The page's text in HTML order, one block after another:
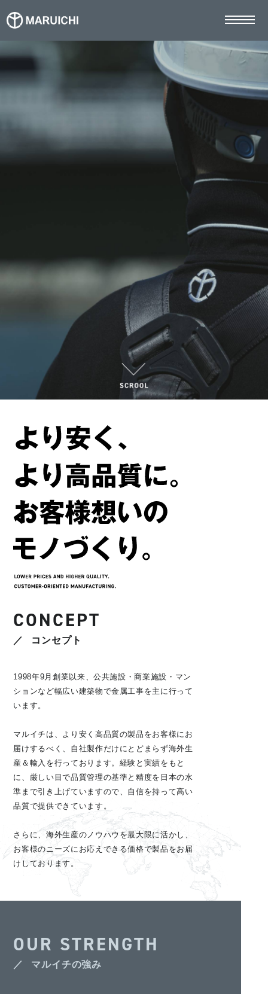
施工事例
ご相談・お問合せ
0835-36-4101
CONCEPT
コンセプト
1998年9月創業以来、公共施設・商業施設・マン
ションなど幅広い建築物で金属工事を主に行って
います。
マルイチは、より安く高品質の製品をお客様にお
届けするべく、自社製作だけにとどまらず海外生
産＆輸入を行っております。経験と実績をもと
に、厳しい目で品質管理の基準と精度を日本の水
準まで引き上げていますので、自信を持って高い
品質で提供できています。
さらに、海外生産のノウハウを最大限に活かし、
お客様のニーズにお応えできる価格で製品をお届
けしております。
OUR STRENGTH
マルイチの強み